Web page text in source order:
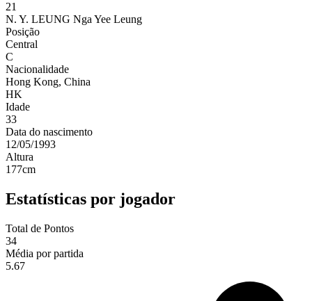
21
N. Y. LEUNG Nga Yee Leung
Posição
Central
C
Nacionalidade
Hong Kong, China
HK
Idade
33
Data do nascimento
12/05/1993
Altura
177cm
Estatísticas por jogador
Total de Pontos
34
Média por partida
5.67